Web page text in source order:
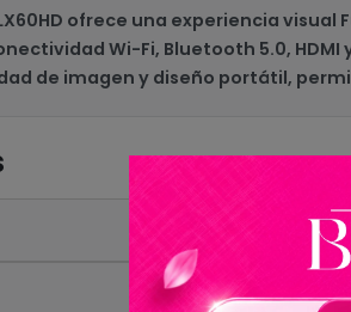
ofrece una experiencia
Wi-Fi, Bluetooth 5.0,
de imagen y diseño portátil,
LX60HD
Azul/